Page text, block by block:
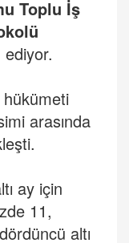
Toplu İş
arasında
ay için
11,
altı